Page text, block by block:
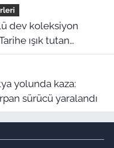
ışık tutan
Müzesi
sürücü yaralandı